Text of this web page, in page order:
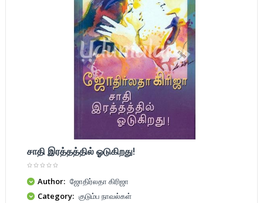
சாதி இரத்தத்தில் ஓடுகிறது!
Author: ஜோதிர்லதா கிரிஜா
Category: குடும்ப நாவல்கள்